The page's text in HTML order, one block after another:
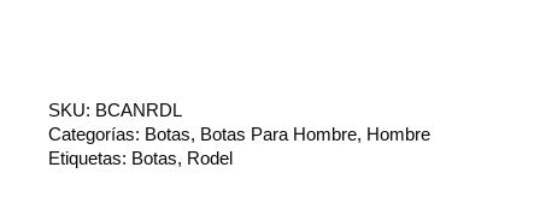
SKU: BCANRDL
Categorías: Botas, Botas Para Hombre, Hombre
Etiquetas: Botas, Rodel